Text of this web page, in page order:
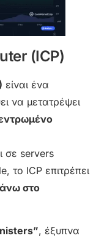
(ICP)
είναι ένα
να μετατρέψει
σε servers
το ICP επιτρέπει
στο
, έξυπνα